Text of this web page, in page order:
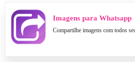
Imagens para Whatsapp
Compartilhe imagens com todos